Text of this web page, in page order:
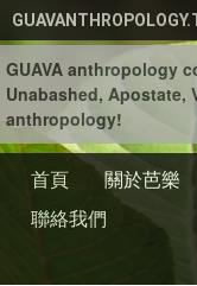
移至主內容
GUAVA anthropology
Unabashed,
anthropology!
首頁 關於芭樂
聯絡我們